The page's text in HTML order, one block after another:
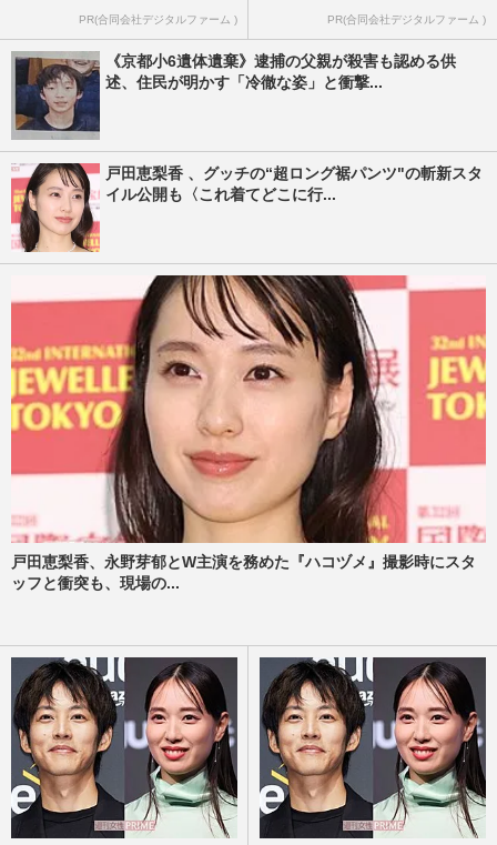
PR(合同会社デジタルファーム ) PR(合同会社デジタルファーム )
《京都小6遺体遺棄》逮捕の父親が殺害も認める供
述、住民が明かす「冷徹な姿」と衝撃...
戸田恵梨香 、グッチの“超ロング裾パンツ"の斬新スタ
イル公開も〈これ着てどこに行...
戸田恵梨香、永野芽郁とW主演を務めた『ハコヅメ』撮影時にスタ
ッフと衝突も、現場の...